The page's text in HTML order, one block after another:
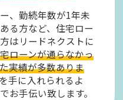
、勤続年数が1年未
る方など、住宅ロー
はリードネクストに
ローンが通らなかっ
実績が多数ありま
手に入れられるよ
お手伝い致します。